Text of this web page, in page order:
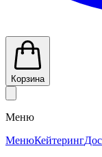
Корзина
Меню
МенюКейтеринг